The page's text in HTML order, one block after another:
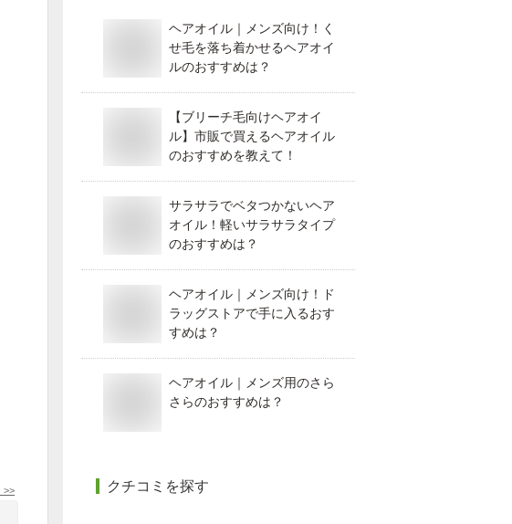
>>
ヘアオイル｜メンズ向け！く
せ毛を落ち着かせるヘアオイ
ルのおすすめは？
【ブリーチ毛向けヘアオイ
ル】市販で買えるヘアオイル
のおすすめを教えて！
サラサラでベタつかないヘア
オイル！軽いサラサラタイプ
のおすすめは？
ヘアオイル｜メンズ向け！ド
ラッグストアで手に入るおす
すめは？
ヘアオイル｜メンズ用のさら
さらのおすすめは？
クチコミを探す